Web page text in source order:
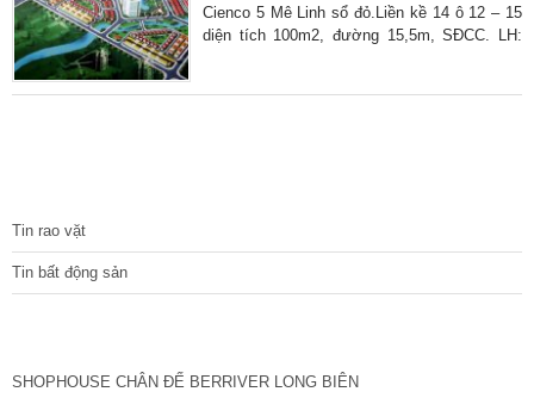
Cienco 5 Mê Linh sổ đỏ.Liền kề 14 ô 12 – 15
diện tích 100m2, đường 15,5m, SĐCC. LH:
Tin rao vặt
Tin bất động sản
SHOPHOUSE CHÂN ĐẾ BERRIVER LONG BIÊN